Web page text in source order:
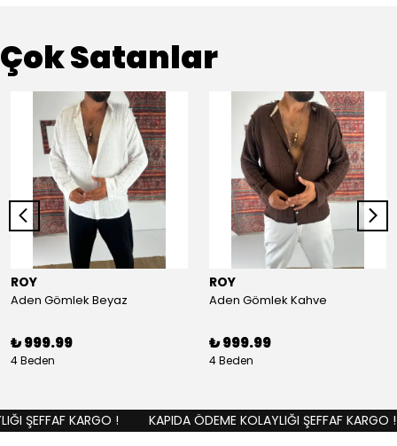
Çok Satanlar
ROY
Aden Gömlek Beyaz
₺ 999.99
4 Beden
ROY
Aden Gömlek Kahve
₺ 999.99
4 Beden
ŞEFFAF KARGO ! KAPIDA ÖDEME KOLAYLIĞI ŞEFFAF KARGO !